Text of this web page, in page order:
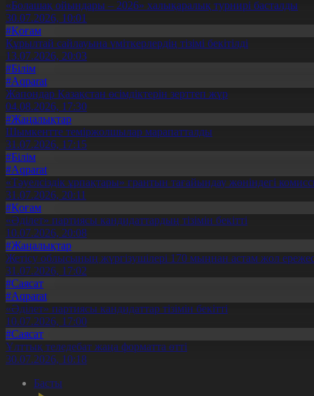
«Болашақ ойындары – 2026» халықаралық турнирі басталды
30.07.2026, 10:01
#Қоғам
Құрылтай сайлауына үміткерлердің тізімі бекітілді
13.07.2026, 20:03
#Білім
#Aqparat
Жапондар Қазақстан өсімдіктерін зерттеп жүр
04.08.2026, 17:30
#Жаңалықтар
Шымкентте теміржолшылар марапатталды
31.07.2026, 17:15
#Білім
#Aqparat
«Тәуелсіздік ұрпақтары» грантын тағайындау жөніндегі
31.07.2026, 20:11
#Қоғам
«Әділет» партиясы кандидаттардың тізімін бекітті
10.07.2026, 20:08
#Жаңалықтар
Жетісу облысының жүргізушілері 170 мыңнан астам жол
31.07.2026, 17:02
#Саясат
#Aqparat
«Әділет» партиясы кандидаттар тізімін бекітті
10.07.2026, 17:00
#Саясат
Ұлттық теледебат жаңа форматта өтті
30.07.2026, 10:18
Басты